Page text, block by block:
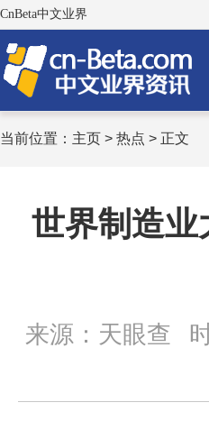
CnBeta中文业界
当前位置： 主页 > 热点 > 正文
世界制造业
来源：天眼查